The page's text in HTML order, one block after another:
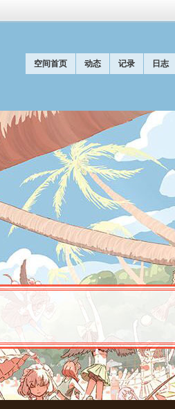
空间首页 动态 记录 日志